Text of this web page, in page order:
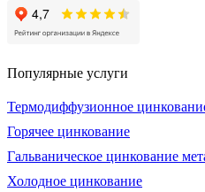
Популярные услуги
Термодиффузионное
Горячее цинкование
Гальваническое цинкование
Холодное цинкование